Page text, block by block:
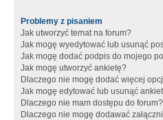
Problemy z pisaniem
Jak utworzyć temat na forum?
Jak mogę wyedytować lub usunąć
Jak mogę dodać podpis do mojego
Jak mogę utworzyć ankietę?
Dlaczego nie mogę dodać więcej
Jak mogę edytować lub usunąć
Dlaczego nie mam dostępu do forum?
Dlaczego nie mogę dodawać